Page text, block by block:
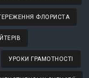
ФЛОРИСТА
УРОКИ ГРАМОТНОСТІ